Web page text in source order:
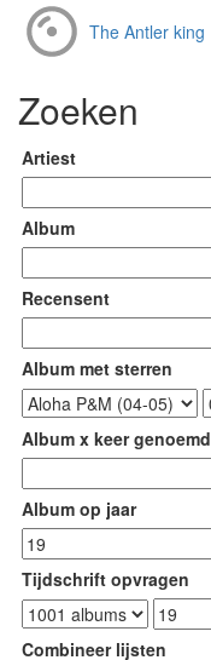
The Antler king
Zoeken
Artiest
Album
Recensent
Album met sterren
Album x keer genoemd
Album op jaar
Tijdschrift opvragen
Combineer lijsten